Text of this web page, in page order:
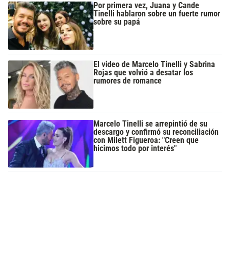
Por primera vez, Juana y Cande
Tinelli hablaron sobre un fuerte rumor
sobre su papá
El video de Marcelo Tinelli y Sabrina
Rojas que volvió a desatar los
rumores de romance
Marcelo Tinelli se arrepintió de su
descargo y confirmó su reconciliación
con Milett Figueroa: "Creen que
hicimos todo por interés"